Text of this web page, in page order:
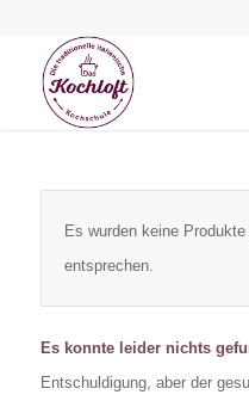
Es wurden keine
entsprechen.
Es konnte leider nichts
Entschuldigung, aber der